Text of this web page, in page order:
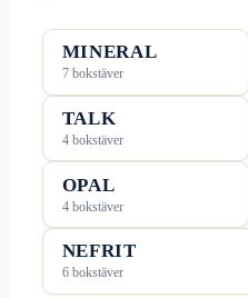
MINERAL
7 bokstäver
TALK
4 bokstäver
OPAL
4 bokstäver
NEFRIT
6 bokstäver